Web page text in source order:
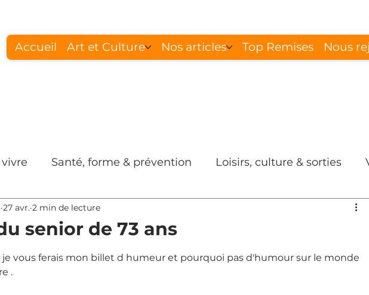
Accueil Art et Culture Nos articles Top Remises Nous
Santé, forme & prévention Loisirs, culture & sorties
senior de 73 ans
27 avr. 2 min de lecture
sur 5.
je vous ferais mon billet d humeur et pourquoi pas d'humour sur le monde
.